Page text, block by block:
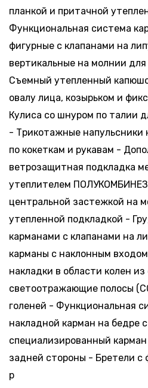
планкой и притачной
Функциональная система
фигурные с клапанами на
вертикальные на молнии
Съемный утепленный
овалу лица, козырьком и
Кулиса со шнуром по талии
- Трикотажные напульсники
по кокеткам и рукавам -
ветрозащитная подкладка
утеплителем
центральной застежкой на
утепленной подкладкой -
карманами с клапанами на
карманы с наклонным
накладки в области колен
светоотражающие полосы
голеней - Функциональная
накладной карман на бедре
специализированный
задней стороны - Бретели с
р